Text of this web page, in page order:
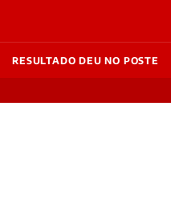
RESULTADO DEU NO POSTE